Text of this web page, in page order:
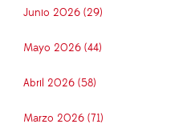
Junio 2026 (29)
Mayo 2026 (44)
Abril 2026 (58)
Marzo 2026 (71)